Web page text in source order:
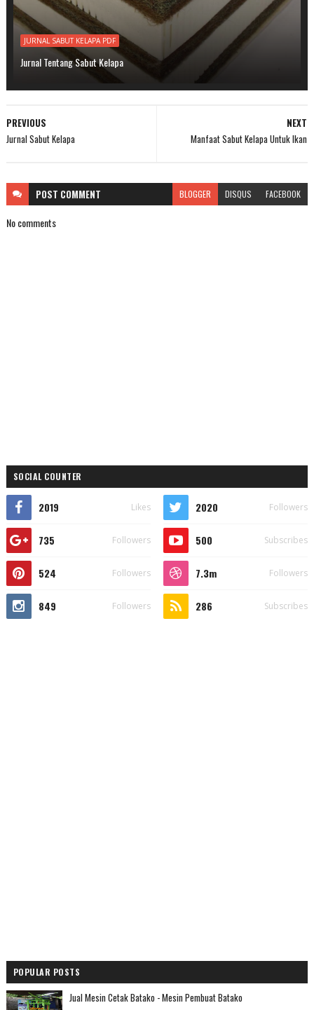
JURNAL SABUT KELAPA PDF
Jurnal Tentang Sabut Kelapa
NEXT
Manfaat Sabut Kelapa Untuk Ikan
PREVIOUS
Jurnal Sabut Kelapa
POST COMMENT BLOGGER DISQUS FACEBOOK
No comments
SOCIAL COUNTER
2019 Likes 2020 Followers
735 Followers 500 Subscribes
524 Followers 7.3m Followers
849 Followers 286 Subscribes
POPULAR POSTS
Jual Mesin Cetak Batako - Mesin Pembuat Batako